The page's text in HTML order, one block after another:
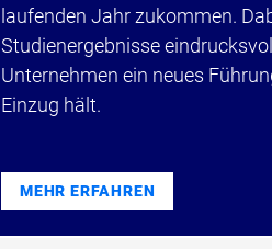
laufenden Jahr zukommen.
Studienergebnisse
Unternehmen ein neues
Einzug hält.
MEHR ERFAHREN